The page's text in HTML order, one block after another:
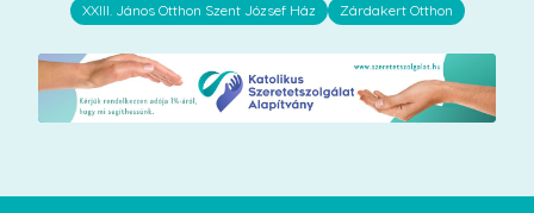
XXIII. János Otthon Szent József Ház
Zárdakert Otthon